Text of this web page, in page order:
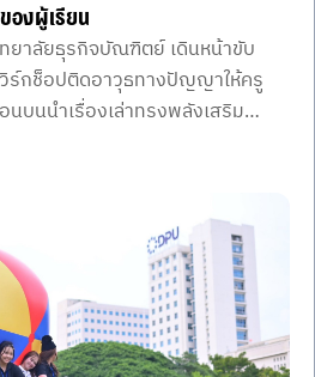
องผู้เรียน
ยาลัยธุรกิจบัณฑิตย์ เดินหน้าขับ
ร์กช็อปติดอาวุธทางปัญญาให้ครู
บนนำเรื่องเล่าทรงพลังเสริม
อย่างยั่งยืน